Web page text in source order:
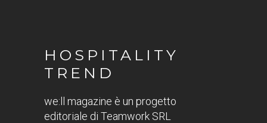
HOSPITALITY
TREND
we:ll magazine è un progetto
editoriale di Teamwork SRL